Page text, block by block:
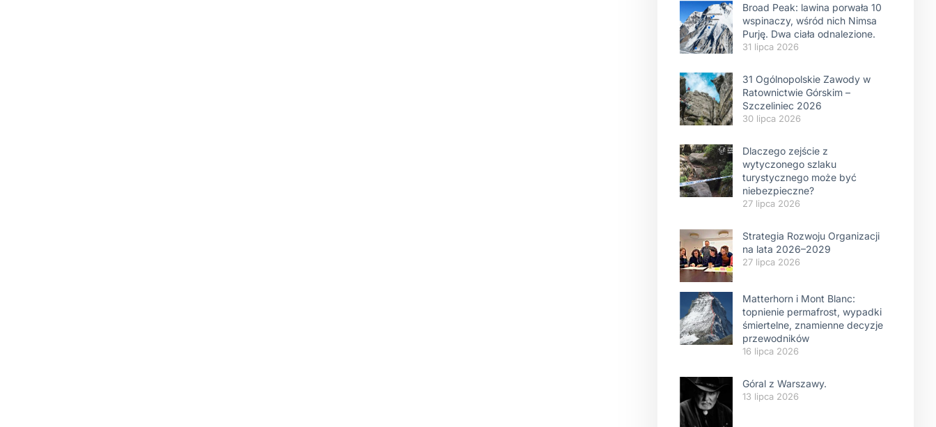
Broad Peak: lawina porwała 10
wspinaczy, wśród nich Nimsa
Purję. Dwa ciała odnalezione.
31 lipca 2026
31 Ogólnopolskie Zawody w
Ratownictwie Górskim –
Szczeliniec 2026
30 lipca 2026
Dlaczego zejście z
wytyczonego szlaku
turystycznego może być
niebezpieczne?
27 lipca 2026
Strategia Rozwoju Organizacji
na lata 2026–2029
27 lipca 2026
Matterhorn i Mont Blanc:
topnienie permafrost, wypadki
śmiertelne, znamienne decyzje
przewodników
16 lipca 2026
Góral z Warszawy.
13 lipca 2026